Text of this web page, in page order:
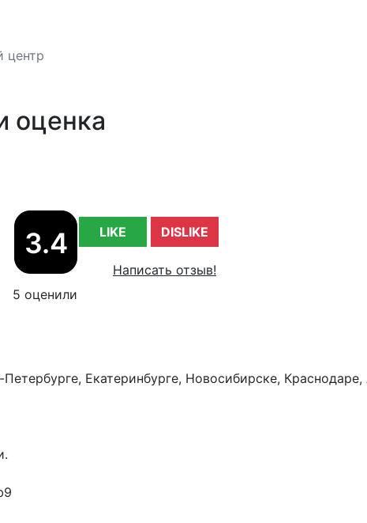
центр
оценка
3.4 LIKE DISLIKE
Написать отзыв!
5 оценили
Екатеринбурге, Новосибирске,